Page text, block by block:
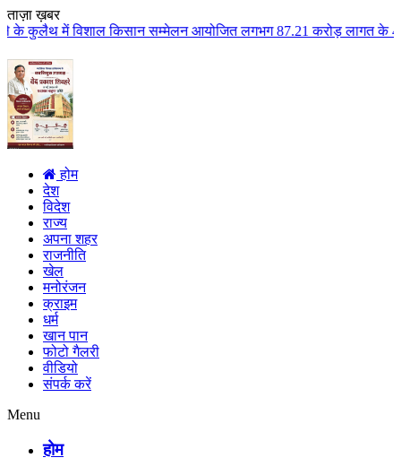
ताज़ा ख़बर
आयोजित लगभग 87.21 करोड़ लागत के 41 विकास कार्यों का
होम
देश
विदेश
राज्य
अपना शहर
राजनीति
खेल
मनोरंजन
क्राइम
धर्म
खान पान
फोटो गैलरी
वीडियो
संपर्क करें
Menu
होम